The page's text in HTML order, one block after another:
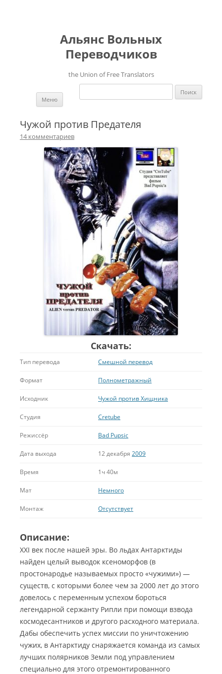
Альянс Вольных
Переводчиков
the Union of Free Translators
Найти:
Меню
Чужой против Предателя
14 комментариев
Скачать:
Тип перевода Смешной перевод
Формат Полнометражный
Исходник Чужой против Хищника
Студия Cretube
Режиссёр Bad Pupsic
Дата выхода 12 декабря 2009
Время 1ч 40м
Мат Немного
Монтаж Отсутствует
Описание:
XXI век после нашей эры. Во льдах Антарктиды
найден целый выводок ксеноморфов (в
простонародье называемых просто «чужими») —
существ, с которыми более чем за 2000 лет до этого
довелось с переменным успехом бороться
легендарной сержанту Рипли при помощи взвода
космодесантников и другого расходного материала.
Дабы обеспечить успех миссии по уничтожению
чужих, в Антарктиду снаряжается команда из самых
лучших полярников Земли под управлением
специально для этого отремонтированного